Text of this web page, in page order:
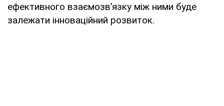
ефективного взаємозв’язку між ними буде
залежати інноваційний розвиток.